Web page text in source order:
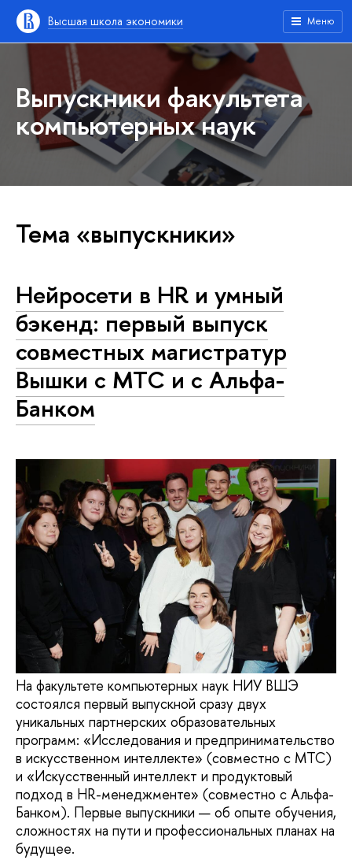
Высшая школа экономики Меню
Выпускники факультета
компьютерных наук
Тема «выпускники»
Нейросети в HR и умный
бэкенд: первый выпуск
совместных магистратур
Вышки с МТС и с Альфа-
Банком
На факультете компьютерных наук НИУ ВШЭ
состоялся первый выпускной сразу двух
уникальных партнерских образовательных
программ: «Исследования и предпринимательство
в искусственном интеллекте» (совместно с МТС)
и «Искусственный интеллект и продуктовый
подход в HR-менеджменте» (совместно с Альфа-
Банком). Первые выпускники — об опыте обучения,
сложностях на пути и профессиональных планах на
будущее.